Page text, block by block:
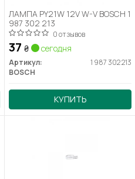
ЛАМПА PY21W 12V W-V BOSCH 1
987 302 213
0 отзывов
37 ₴ сегодня
Артикул:
1 987 302 213
BOSCH
КУПИТЬ